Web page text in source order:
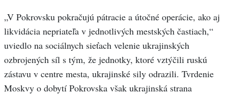
„V Pokrovsku pokračujú pátracie a útočné operácie, ako aj
likvidácia nepriateľa v jednotlivých mestských častiach,“
uviedlo na sociálnych sieťach velenie ukrajinských
ozbrojených síl s tým, že jednotky, ktoré vztýčili ruskú
zástavu v centre mesta, ukrajinské sily odrazili. Tvrdenie
Moskvy o dobytí Pokrovska však ukrajinská strana